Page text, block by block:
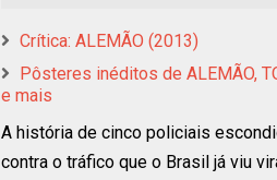
Crítica: ALEMÃO (2013)
Pôsteres inéditos de ALEMÃO,
e mais
A história de cinco policiais
contra o tráfico que o Brasil já viu